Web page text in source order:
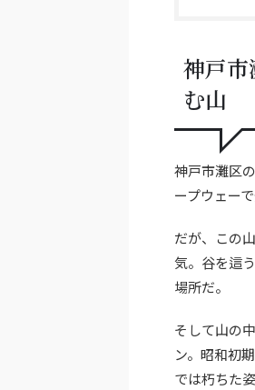
神戸
む山
神戸市灘区
ープウェー
だが、この
気。谷を這
場所だ。
そして山の
ン。昭和初
では朽ちた